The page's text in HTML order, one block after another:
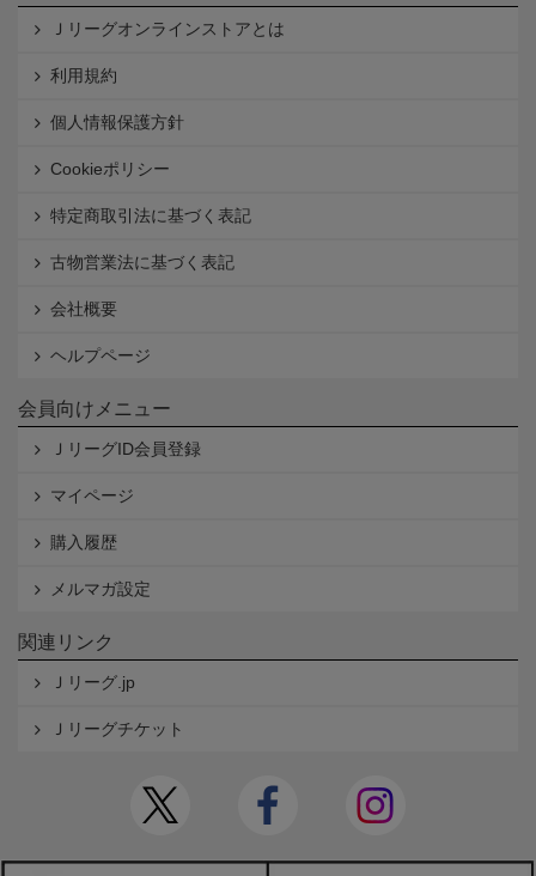
Ｊリーグオンラインストアとは
利用規約
個人情報保護方針
Cookieポリシー
特定商取引法に基づく表記
古物営業法に基づく表記
会社概要
ヘルプページ
会員向けメニュー
ＪリーグID会員登録
マイページ
購入履歴
メルマガ設定
関連リンク
Ｊリーグ.jp
Ｊリーグチケット